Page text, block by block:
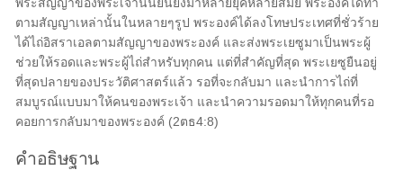
ตามสัญญาเหล่านั้นในหลายๆรูป พระองค์ได้ลงโทษประเทศที่ชั่วร้าย
ได้ไถ่อิสราเอลตามสัญญาของพระองค์ และส่งพระเยซูมาเป็นพระผู้
ช่วยให้รอดและพระผู้ไถ่สำหรับทุกคน แต่ที่สำคัญที่สุด พระเยซูยืนอยู่
ที่สุดปลายของประวัติศาสตร์แล้ว รอที่จะกลับมา และนำการไถ่ที่
สมบูรณ์แบบมาให้คนของพระเจ้า และนำความรอดมาให้ทุกคนที่รอ
คอยการกลับมาของพระองค์ (2ตธ4:8)
คำอธิษฐาน